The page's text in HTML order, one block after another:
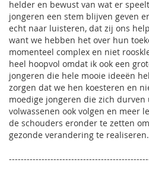
helder en bewust van wat er
jongeren een stem blijven geven
echt naar luisteren, dat zij ons
want we hebben het over hun
momenteel complex en niet
heel hoopvol omdat ik ook een
jongeren die hele mooie ideeën
zorgen dat we hen koesteren en
moedige jongeren die zich
volwassenen ook volgen en meer
de schouders eronder te zetten
gezonde verandering te realiseren.